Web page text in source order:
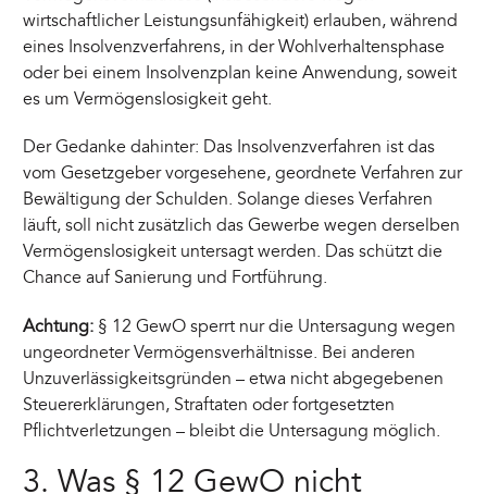
wirtschaftlicher Leistungsunfähigkeit) erlauben, während
eines Insolvenzverfahrens, in der Wohlverhaltensphase
oder bei einem Insolvenzplan keine Anwendung, soweit
es um Vermögenslosigkeit geht.
Der Gedanke dahinter: Das Insolvenzverfahren ist das
vom Gesetzgeber vorgesehene, geordnete Verfahren zur
Bewältigung der Schulden. Solange dieses Verfahren
läuft, soll nicht zusätzlich das Gewerbe wegen derselben
Vermögenslosigkeit untersagt werden. Das schützt die
Chance auf Sanierung und Fortführung.
Achtung: § 12 GewO sperrt nur die Untersagung wegen
ungeordneter Vermögensverhältnisse. Bei anderen
Unzuverlässigkeitsgründen – etwa nicht abgegebenen
Steuererklärungen, Straftaten oder fortgesetzten
Pflichtverletzungen – bleibt die Untersagung möglich.
3. Was § 12 GewO nicht